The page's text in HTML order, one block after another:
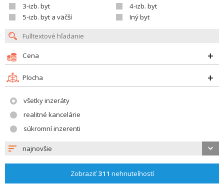
3-izb. byt
4-izb. byt
5-izb. byt a väčší
Iný byt
Cena
Plocha
všetky inzeráty
realitné kancelárie
súkromní inzerenti
najnovšie
Zobraziť311 nehnuteľností